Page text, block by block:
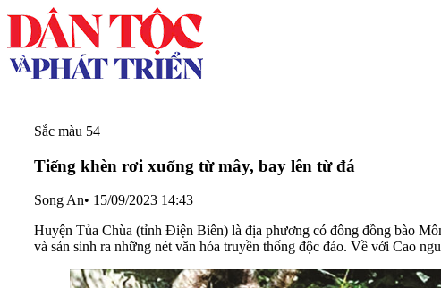
Sắc màu 54
Tiếng khèn rơi xuống từ mây, bay lên từ đá
Song An• 15/09/2023 14:43
Huyện Tủa Chùa (tỉnh Điện Biên) là địa phương có đông đồng bào
và sản sinh ra những nét văn hóa truyền thống độc đáo. Về với Cao